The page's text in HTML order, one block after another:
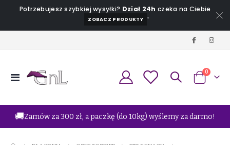
Potrzebujesz szybkiej wysyłki? Dział 24h czeka na Ciebie
ZOBACZ PRODUKTY *
Przełącznik
Koszyk
0
🚚Zamów za 300 zł, a paczkę (do 10kg) wyślemy za darmo!